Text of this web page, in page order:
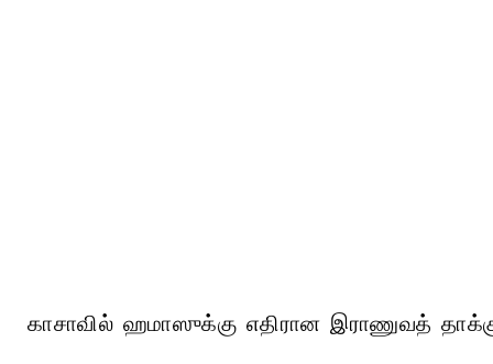
காசாவில் ஹமாஸுக்கு எதிரான இராணுவத்